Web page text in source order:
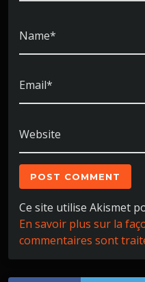
Name*
Email*
Website
Ce site utilise Akismet
En savoir plus sur la
commentaires sont